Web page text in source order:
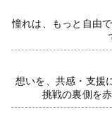
憧れは、もっと自由
想いを、共感・支援
挑戦の裏側を